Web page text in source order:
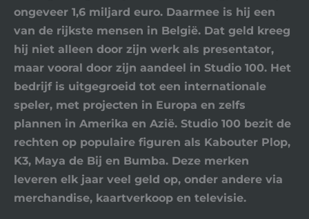
ongeveer 1,6 miljard euro. Daarmee is hij een
van de rijkste mensen in België. Dat geld kreeg
hij niet alleen door zijn werk als presentator,
maar vooral door zijn aandeel in Studio 100. Het
bedrijf is uitgegroeid tot een internationale
speler, met projecten in Europa en zelfs
plannen in Amerika en Azië. Studio 100 bezit de
rechten op populaire figuren als Kabouter Plop,
K3, Maya de Bij en Bumba. Deze merken
leveren elk jaar veel geld op, onder andere via
merchandise, kaartverkoop en televisie.